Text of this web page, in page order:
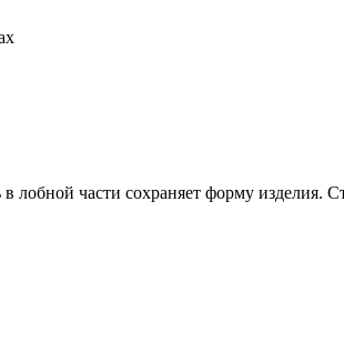
лобной части сохраняет форму изделия.